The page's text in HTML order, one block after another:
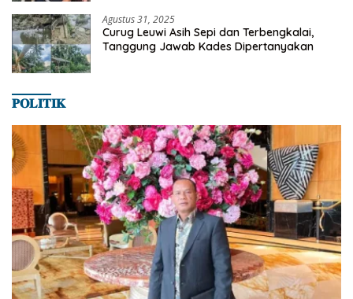
Agustus 31, 2025
Curug Leuwi Asih Sepi dan Terbengkalai,
Tanggung Jawab Kades Dipertanyakan
𝐏𝐎𝐋𝐈𝐓𝐈𝐊